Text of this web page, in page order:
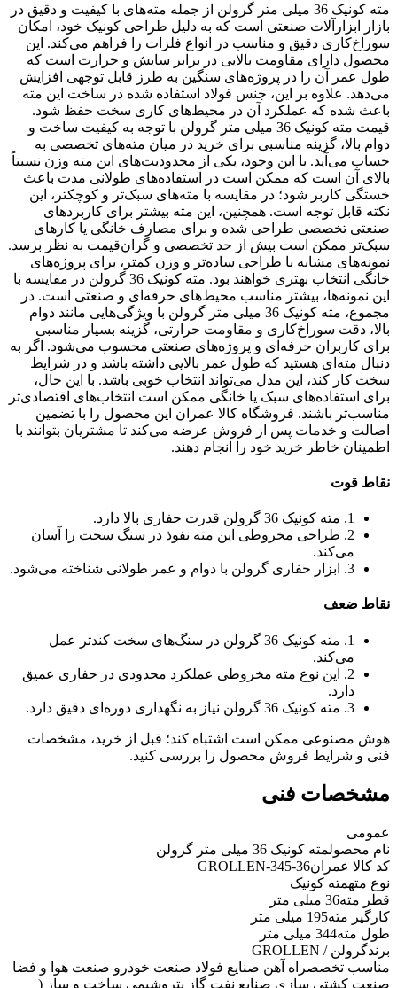
مته کونیک 36 میلی متر گرولن از جمله مته‌های با کیفیت و دقیق در
بازار ابزارآلات صنعتی است که به دلیل طراحی کونیک خود، امکان
سوراخ‌کاری دقیق و مناسب در انواع فلزات را فراهم می‌کند. این
محصول دارای مقاومت بالایی در برابر سایش و حرارت است که
طول عمر آن را در پروژه‌های سنگین به طرز قابل توجهی افزایش
می‌دهد. علاوه بر این، جنس فولاد استفاده شده در ساخت این مته
باعث شده که عملکرد آن در محیط‌های کاری سخت حفظ شود.
قیمت مته کونیک 36 میلی متر گرولن با توجه به کیفیت ساخت و
دوام بالا، گزینه مناسبی برای خرید در میان مته‌های تخصصی به
حساب می‌آید. با این وجود، یکی از محدودیت‌های این مته وزن نسبتاً
بالای آن است که ممکن است در استفاده‌های طولانی مدت باعث
خستگی کاربر شود؛ در مقایسه با مته‌های سبک‌تر و کوچکتر، این
نکته قابل توجه است. همچنین، این مته بیشتر برای کاربردهای
صنعتی تخصصی طراحی شده و برای مصارف خانگی یا کارهای
سبک‌تر ممکن است بیش از حد تخصصی و گران‌قیمت به نظر برسد.
نمونه‌های مشابه با طراحی ساده‌تر و وزن کمتر، برای پروژه‌های
خانگی انتخاب بهتری خواهند بود. مته کونیک 36 گرولن در مقایسه با
این نمونه‌ها، بیشتر مناسب محیط‌های حرفه‌ای و صنعتی است. در
مجموع، مته کونیک 36 میلی متر گرولن با ویژگی‌هایی مانند دوام
بالا، دقت سوراخ‌کاری و مقاومت حرارتی، گزینه بسیار مناسبی
برای کاربران حرفه‌ای و پروژه‌های صنعتی محسوب می‌شود. اگر به
دنبال مته‌ای هستید که طول عمر بالایی داشته باشد و در شرایط
سخت کار کند، این مدل می‌تواند انتخاب خوبی باشد. با این حال،
برای استفاده‌های سبک یا خانگی ممکن است انتخاب‌های اقتصادی‌تر
مناسب‌تر باشند. فروشگاه کالا عمران این محصول را با تضمین
اصالت و خدمات پس از فروش عرضه می‌کند تا مشتریان بتوانند با
اطمینان خاطر خرید خود را انجام دهند.
نقاط قوت
1. مته کونیک 36 گرولن قدرت حفاری بالا دارد.
2. طراحی مخروطی این مته نفوذ در سنگ سخت را آسان
می‌کند.
3. ابزار حفاری گرولن با دوام و عمر طولانی شناخته می‌شود.
نقاط ضعف
1. مته کونیک 36 گرولن در سنگ‌های سخت کندتر عمل
می‌کند.
2. این نوع مته مخروطی عملکرد محدودی در حفاری عمیق
دارد.
3. مته کونیک 36 گرولن نیاز به نگهداری دوره‌ای دقیق دارد.
هوش مصنوعی ممکن است اشتباه کند؛ قبل از خرید، مشخصات
فنی و شرایط فروش محصول را بررسی کنید.
مشخصات فنی
عمومی
نام محصولمته کونیک 36 میلی متر گرولن
کد کالا عمرانGROLLEN-345-36
نوع متهمته کونیک
قطر مته36 میلی متر
کارگیر مته195 میلی متر
طول مته344 میلی متر
برندگرولن / GROLLEN
مناسب تخصصراه آهن صنایع فولاد صنعت خودرو صنعت هوا و فضا
صنعت کشتی سازی صنایع نفت گاز پتروشیمی ساخت و ساز (